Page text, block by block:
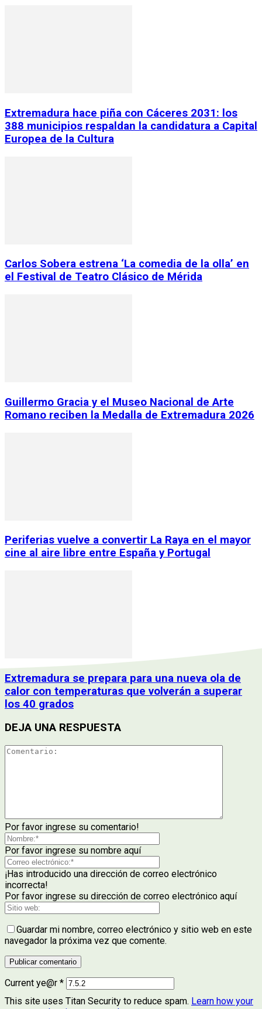
Extremadura hace piña con Cáceres 2031: los
388 municipios respaldan la candidatura a Capital
Europea de la Cultura
Carlos Sobera estrena ‘La comedia de la olla’ en
el Festival de Teatro Clásico de Mérida
Guillermo Gracia y el Museo Nacional de Arte
Romano reciben la Medalla de Extremadura 2026
Periferias vuelve a convertir La Raya en el mayor
cine al aire libre entre España y Portugal
Extremadura se prepara para una nueva ola de
calor con temperaturas que volverán a superar
los 40 grados
DEJA UNA RESPUESTA
Por favor ingrese su comentario!
Por favor ingrese su nombre aquí
¡Has introducido una dirección de correo electrónico
incorrecta!
Por favor ingrese su dirección de correo electrónico aquí
Guardar mi nombre, correo electrónico y sitio web en este
navegador la próxima vez que comente.
Current ye@r *
This site uses Titan Security to reduce spam. Learn how your